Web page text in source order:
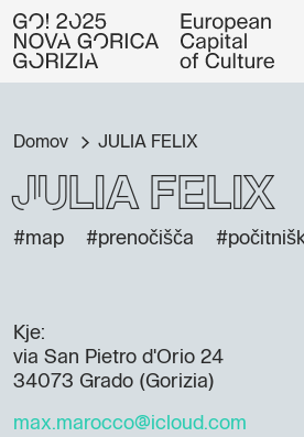
Domov JULIA FELIX
JULIA FELIX
#map #prenočišča
Kje:
via San Pietro d'Orio 24
34073 Grado (Gorizia)
max.marocco@icloud.com